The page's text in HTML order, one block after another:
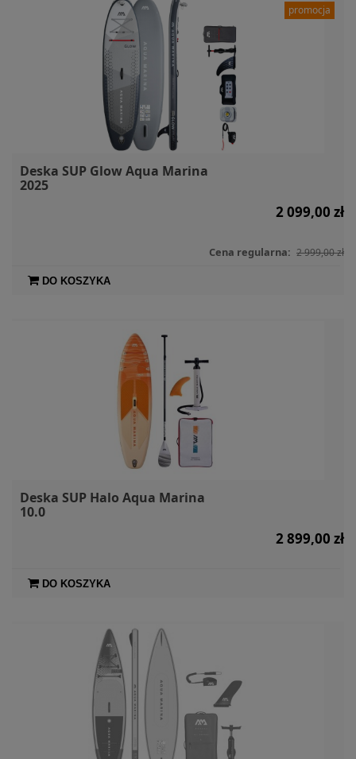
Deska SUP Glow Aqua Marina
2025
2 099,00 zł
Cena regularna: 2 999,00 zł
DO KOSZYKA
promocja
Deska SUP Halo Aqua Marina
10.0
2 899,00 zł
DO KOSZYKA